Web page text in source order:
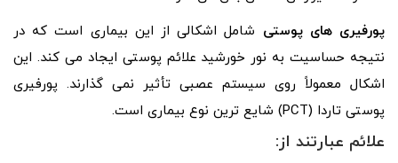
پورفیری های پوستی شامل اشکالی از این بیماری است که در
نتیجه حساسیت به نور خورشید علائم پوستی ایجاد می کند. این
اشکال معمولاً روی سیستم عصبی تأثیر نمی گذارند. پورفیری
پوستی تاردا (PCT) شایع ترین نوع بیماری است.
علائم عبارتند از: